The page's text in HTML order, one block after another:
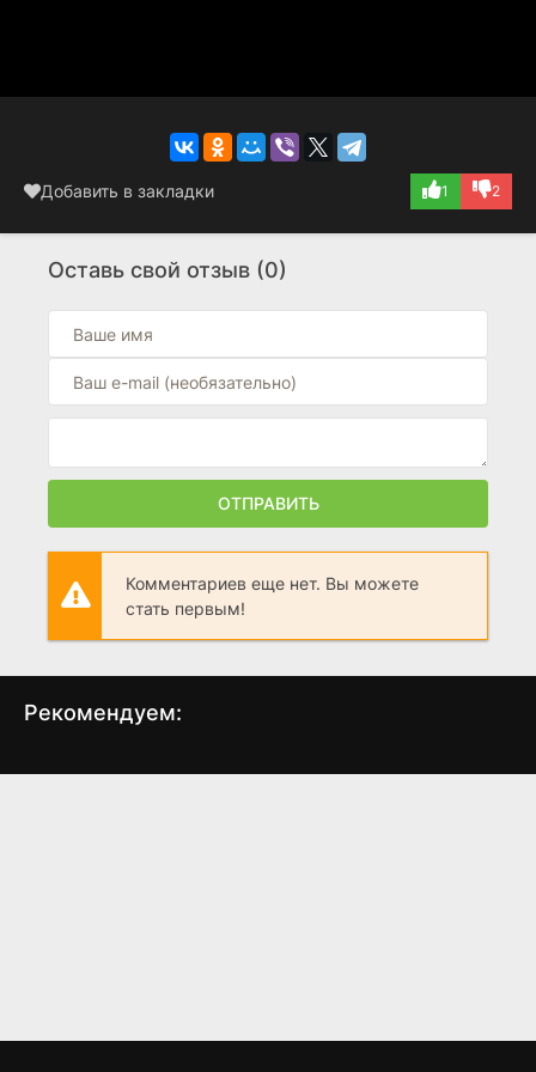
Добавить в закладки 1 2
Оставь свой отзыв (0)
ОТПРАВИТЬ
Комментариев еще нет. Вы можете
стать первым!
Рекомендуем:
Победитель Салладин
Белоснежка и семь